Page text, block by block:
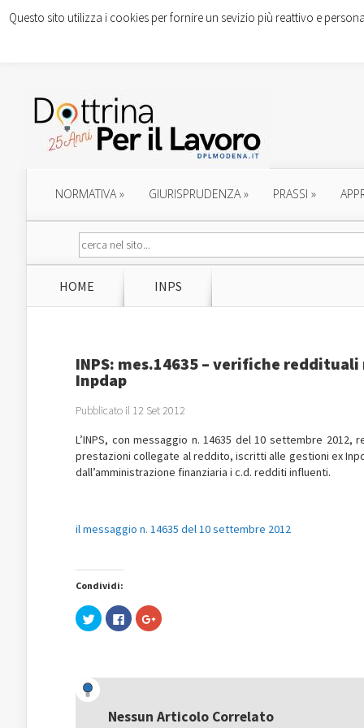
NORMATIVA» GIURISPRUDENZA» PRASSI »
HOME INPS
INPS: mes.14635 – verifiche
Inpdap
Pubblicato il 12 Set 2012
L’INPS, con messaggio n. 14635 del 10 settembre
prestazioni collegate al reddito, iscritti alle gestioni ex
dall’amministrazione finanziaria i c.d. redditi influenti.
il messaggio n. 14635 del 10 settembre 2012
Condividi:
Fai
clic
(Si
apre
una
nuova
Fai
clic
nuova
finestra)
Fai
clic
una
nuova
Nessun Articolo Correlato
Questo sito utilizza i cookies per fornire un sevizio più reattivo e